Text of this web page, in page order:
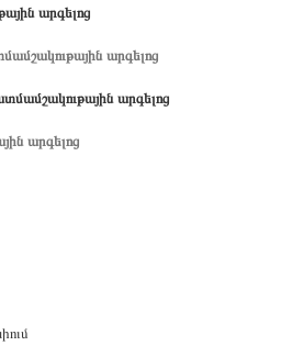
արգելոց
արգելոց
արգելոց
արգելոց